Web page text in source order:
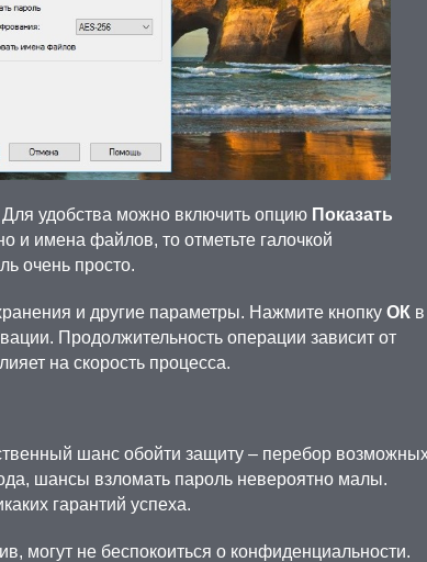
удобства можно включить опцию Показать
и имена файлов, то отметьте галочкой
очень просто.
и другие параметры. Нажмите кнопку ОК в
Продолжительность операции зависит от
на скорость процесса.
шанс обойти защиту – перебор
шансы взломать пароль невероятно малы.
гарантий успеха.
могут не беспокоиться о конфиденциальности.